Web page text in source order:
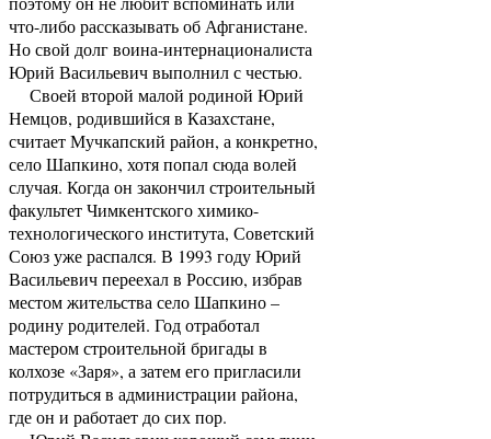
что-либо рассказывать об Афганистане.
Но свой долг воина-интернационалиста
Юрий Васильевич выполнил с честью.
Своей второй малой родиной Юрий
Немцов, родившийся в Казахстане,
считает Мучкапский район, а конкретно,
село Шапкино, хотя попал сюда волей
случая. Когда он закончил строительный
факультет Чимкентского химико-
технологического института, Советский
Союз уже распался. В 1993 году Юрий
Васильевич переехал в Россию, избрав
местом жительства село Шапкино –
родину родителей. Год отработал
мастером строительной бригады в
колхозе «Заря», а затем его пригласили
потрудиться в администрации района,
где он и работает до сих пор.